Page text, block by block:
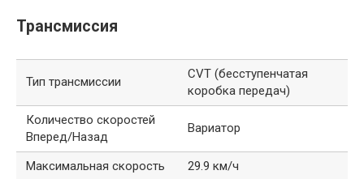
Трансмиссия
Тип трансмиссии
CVT (бесступенчатая
коробка передач)
Количество скоростей
Вперед/Назад
Вариатор
Максимальная скорость
29.9 км/ч